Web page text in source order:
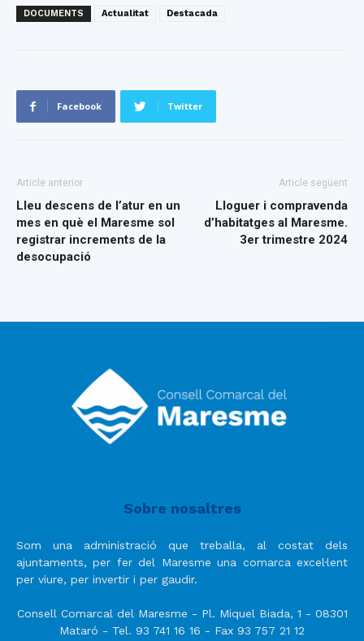
DOCUMENTS Actualitat Destacada
Facebook Twitter
Article anterior
Lleu descens de l’atur en un
mes en què el Maresme sol
registrar increments de la
desocupació
Article següent
Lloguer i compravenda
d’habitatges al Maresme.
3er trimestre 2024
Sobre nosaltres
Som una administració que treballa, al costat dels
ajuntaments, per fer del Maresme una comarca excel·lent
per viure, per invertir i per gaudir.
Consell Comarcal del Maresme - Pl. Miquel Biada, 1 - 08301
Mataró - Tel. 93 741 16 16 - Fax 93 757 21 12